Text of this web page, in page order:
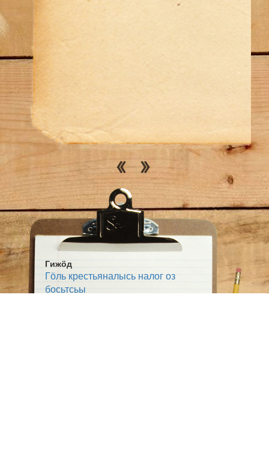
Гижӧд
Гӧль крестьяналысь налог оз
босьтсьы